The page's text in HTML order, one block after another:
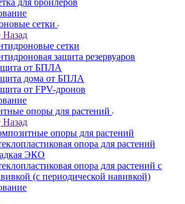
для бройлеров
сетки
Назад
сетки
защита резервуаров
от БПЛА
дома от БПЛА
от FPV-дронов
опоры для растений
Назад
опоры для растений
опора для растений
ЭКО
опора для растений с
(с периодической навивкой)